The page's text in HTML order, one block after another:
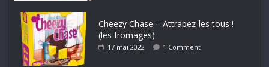
Cheezy Chase – Attrapez-les tous !
(les fromages)
17 mai 2022 1 Comment